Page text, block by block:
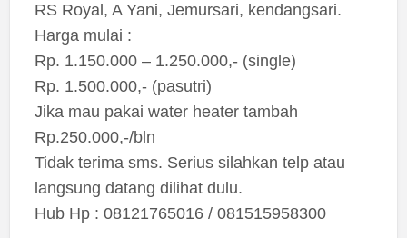
RS Royal, A Yani, Jemursari, kendangsari.
Harga mulai :
Rp. 1.150.000 – 1.250.000,- (single)
Rp. 1.500.000,- (pasutri)
Jika mau pakai water heater tambah
Rp.250.000,-/bln
Tidak terima sms. Serius silahkan telp atau
langsung datang dilihat dulu.
Hub Hp : 08121765016 / 081515958300